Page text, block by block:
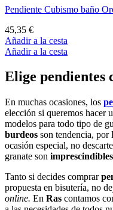
Pendiente Cubismo baño
45,35 €
Añadir a la cesta
Añadir a la cesta
Elige pendientes
En muchas ocasiones, los
elección si queremos hacer
modelos para todo tipo de
burdeos son tendencia, por
ocasión especial, no
granate son imprescindibles
Tanto si decides comprar
propuesta en bisutería, no
online. En Ras contamos